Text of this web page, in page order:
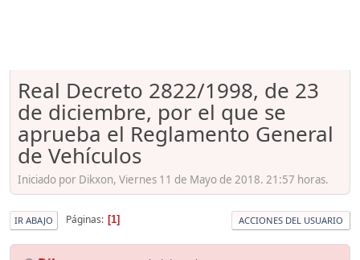
Real Decreto 2822/1998, de 23
de diciembre, por el que se
aprueba el Reglamento General
de Vehículos
Iniciado por Dikxon, Viernes 11 de Mayo de 2018. 21:57 horas.
IR ABAJO Páginas 1 ACCIONES DEL USUARIO